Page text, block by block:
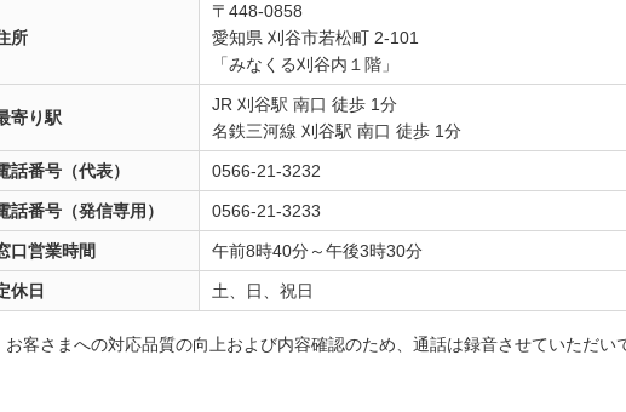
所
〒448-0858
愛知県 刈谷市若松町 2-101
「みなくる刈谷内１階」
寄り駅
JR 刈谷駅 南口 徒歩 1分
名鉄三河線 刈谷駅 南口 徒歩 1分
話番号（代表） 0566-21-3232
話番号（発信専用） 0566-21-3233
口営業時間 午前8時40分～午後3時30分
休日 土、日、祝日
お客さまへの対応品質の向上および内容確認のため、通話は録音させていただい